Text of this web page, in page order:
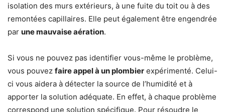
isolation des murs extérieurs, à une fuite du toit ou à des
remontées capillaires. Elle peut également être engendrée
par une mauvaise aération.
Si vous ne pouvez pas identifier vous-même le problème,
vous pouvez faire appel à un plombier expérimenté. Celui-
ci vous aidera à détecter la source de l’humidité et à
apporter la solution adéquate. En effet, à chaque problème
correspond une solution spécifique. Pour résoudre le